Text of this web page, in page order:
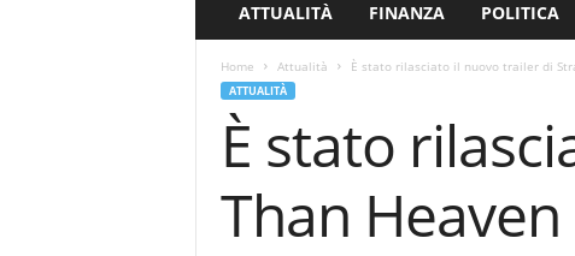
ATTUALITÀ FINANZA POLITICA
Home Attualità È stato rilasciato il nuovo trailer di
ATTUALITÀ
È stato
Than Heaven